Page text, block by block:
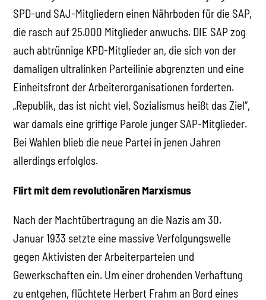
SPD-und SAJ-Mitgliedern einen Nährboden für die SAP,
die rasch auf 25.000 Mitglieder anwuchs. DIE SAP zog
auch abtrünnige KPD-Mitglieder an, die sich von der
damaligen ultralinken Parteilinie abgrenzten und eine
Einheitsfront der Arbeiterorganisationen forderten.
„Republik, das ist nicht viel, Sozialismus heißt das Ziel“,
war damals eine griffige Parole junger SAP-Mitglieder.
Bei Wahlen blieb die neue Partei in jenen Jahren
allerdings erfolglos.
Flirt mit dem revolutionären Marxismus
Nach der Machtübertragung an die Nazis am 30.
Januar 1933 setzte eine massive Verfolgungswelle
gegen Aktivisten der Arbeiterparteien und
Gewerkschaften ein. Um einer drohenden Verhaftung
zu entgehen, flüchtete Herbert Frahm an Bord eines